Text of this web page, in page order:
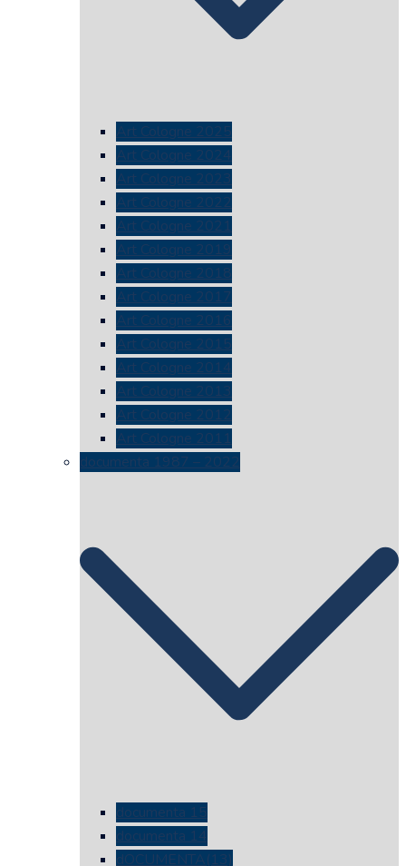
Art Cologne 2025
Art Cologne 2024
Art Cologne 2023
Art Cologne 2022
Art Cologne 2021
Art Cologne 2019
Art Cologne 2018
Art Cologne 2017
Art Cologne 2016
Art Cologne 2015
Art Cologne 2014
Art Cologne 2013
Art Cologne 2012
Art Cologne 2011
documenta 1987 – 2022
documenta 15
documenta 14
dOCUMENTA(13)